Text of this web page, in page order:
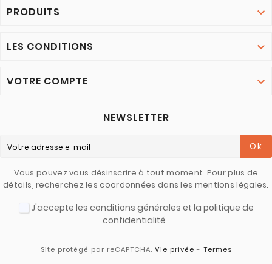
PRODUITS 
LES CONDITIONS 
VOTRE COMPTE 
NEWSLETTER
Ok
Vous pouvez vous désinscrire à tout moment. Pour plus de
détails, recherchez les coordonnées dans les mentions légales.
J'accepte les conditions générales et la politique de
confidentialité
Site protégé par reCAPTCHA. Vie privée - Termes